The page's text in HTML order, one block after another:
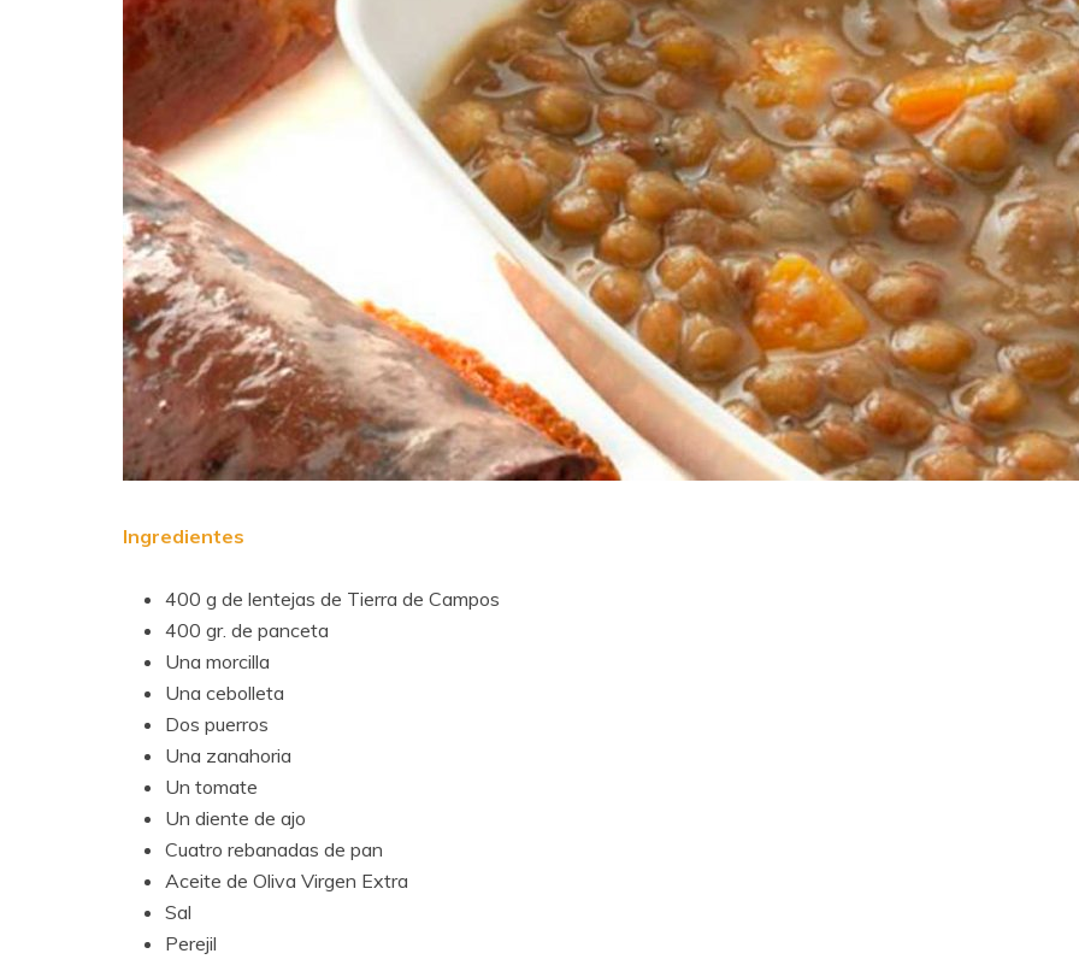
Ingredientes
400 g de lentejas de Tierra de Campos
400 gr. de panceta
Una morcilla
Una cebolleta
Dos puerros
Una zanahoria
Un tomate
Un diente de ajo
Cuatro rebanadas de pan
Aceite de Oliva Virgen Extra
Sal
Perejil